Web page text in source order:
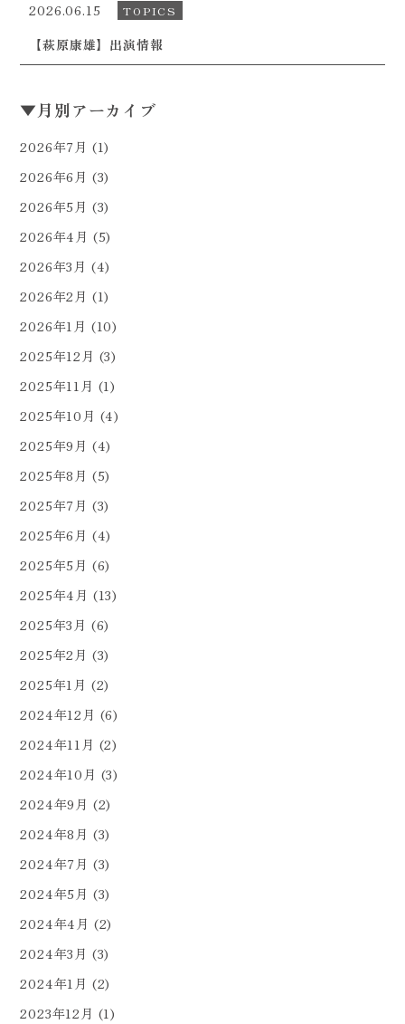
2026.06.15 TOPICS
【萩原康雄】出演情報
▼月別アーカイブ
2026年7月 (1)
2026年6月 (3)
2026年5月 (3)
2026年4月 (5)
2026年3月 (4)
2026年2月 (1)
2026年1月 (10)
2025年12月 (3)
2025年11月 (1)
2025年10月 (4)
2025年9月 (4)
2025年8月 (5)
2025年7月 (3)
2025年6月 (4)
2025年5月 (6)
2025年4月 (13)
2025年3月 (6)
2025年2月 (3)
2025年1月 (2)
2024年12月 (6)
2024年11月 (2)
2024年10月 (3)
2024年9月 (2)
2024年8月 (3)
2024年7月 (3)
2024年5月 (3)
2024年4月 (2)
2024年3月 (3)
2024年1月 (2)
2023年12月 (1)